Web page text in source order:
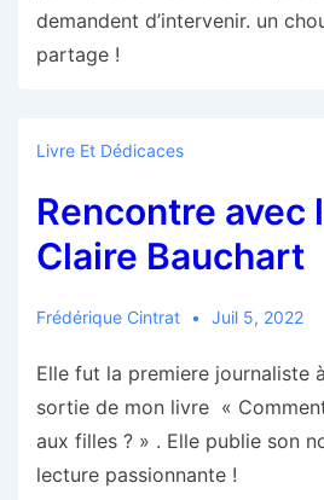
demandent d’intervenir. un
partage !
Livre Et Dédicaces
Rencontre avec
Claire Bauchart
Frédérique Cintrat Juil 5, 2022
Elle fut la premiere journaliste
sortie de mon livre «
aux filles ? » . Elle publie son
lecture passionnante !